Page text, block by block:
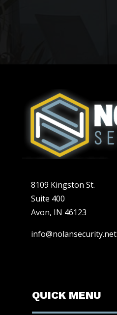
8109 Kingston St.
Suite 400
Avon, IN 46123
info@nolansecurity.net
QUICK MENU